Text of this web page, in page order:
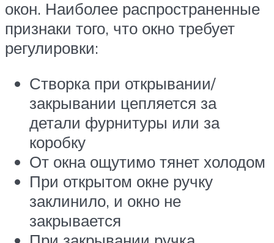
окон. Наиболее распространенные
признаки того, что окно требует
регулировки:
Створка при открывании/
закрывании цепляется за
детали фурнитуры или за
коробку
От окна ощутимо тянет холодом
При открытом окне ручку
заклинило, и окно не
закрывается